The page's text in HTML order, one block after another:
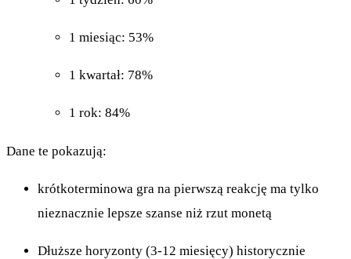
1 miesiąc: 53%
1 kwartał: 78%
1 rok: 84%
Dane te pokazują:
krótkoterminowa gra na pierwszą reakcję ma tylko
nieznacznie lepsze szanse niż rzut monetą
Dłuższe horyzonty (3-12 miesięcy) historycznie